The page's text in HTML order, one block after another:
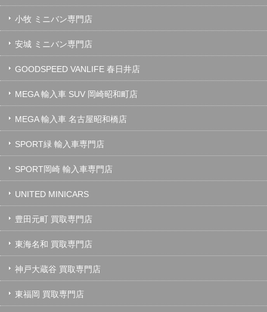
小牧 ミニバン専門店
安城 ミニバン専門店
GOODSPEED VANLIFE 春日井店
MEGA 輸入車 SUV 岡崎昭和町店
MEGA 輸入車 名古屋昭和橋店
SPORT緑 輸入車専門店
SPORT岡崎 輸入車専門店
UNITED MINICARS
豊田元町 買取専門店
東海名和 買取専門店
神戸大蔵谷 買取専門店
東福岡 買取専門店